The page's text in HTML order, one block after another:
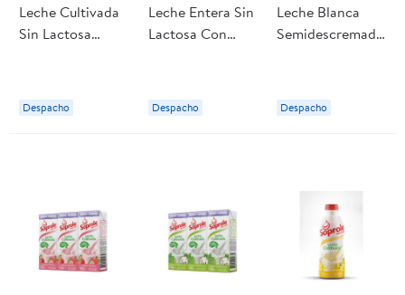
Leche Cultivada
Sin Lactosa
Despacho
Leche Entera Sin
Lactosa Con
Despacho
Leche Blanca
Semidescremada
Despacho